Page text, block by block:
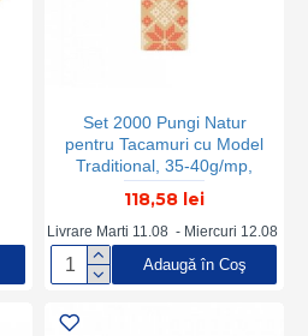
Set 2000 Pungi Natur
pentru Tacamuri cu Model
Traditional, 35-40g/mp,
8x24cm, Punga Cu Model
Pentru Tacamuri, Punga
Tacamuri Fast-Food, Punga
Tacamuri Catering, Punga
Tacamuri Groasa
118,58 lei
Livrare Marti 11.08 - Miercuri 12.08
Adaugă în Coş